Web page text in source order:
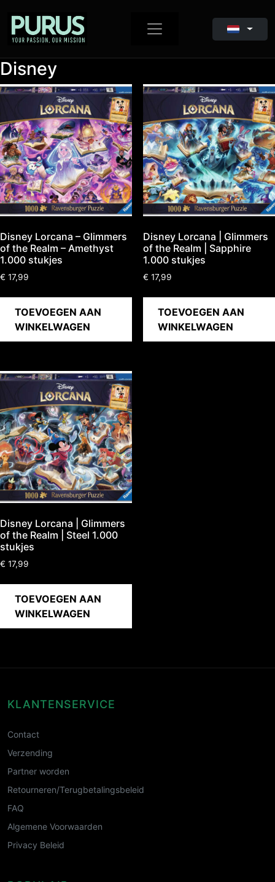
Disney
Disney Lorcana – Glimmers
of the Realm – Amethyst
1.000 stukjes
€ 17,99
TOEVOEGEN AAN
WINKELWAGEN
Disney Lorcana | Glimmers
of the Realm | Sapphire
1.000 stukjes
€ 17,99
TOEVOEGEN AAN
WINKELWAGEN
Disney Lorcana | Glimmers
of the Realm | Steel 1.000
stukjes
€ 17,99
TOEVOEGEN AAN
WINKELWAGEN
KLANTENSERVICE
Contact
Verzending
Partner worden
Retourneren/Terugbetalingsbeleid
FAQ
Algemene Voorwaarden
Privacy Beleid